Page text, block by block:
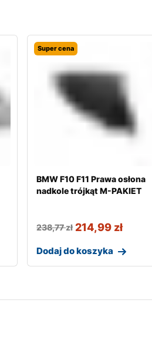
Super cena
BMW F10 F11 Prawa osłona
nadkole trójkąt M-PAKIET
238,77zł 214,99 zł
Dodaj do koszyka